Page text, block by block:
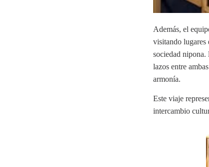
Además, el
visitando lugares
sociedad nipona.
lazos entre
armonía.
Este viaje
intercambio